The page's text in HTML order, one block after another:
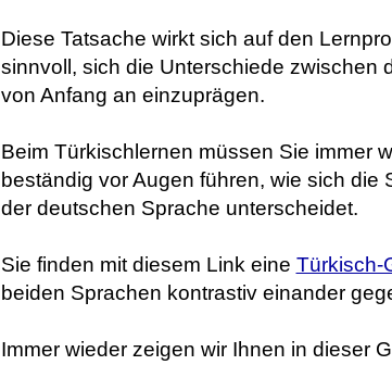
Diese Tatsache wirkt sich auf den
sinnvoll, sich die Unterschiede zwischen
von Anfang an einzuprägen.
Beim Türkischlernen müssen Sie immer
beständig vor Augen führen, wie sich die
der deutschen Sprache unterscheidet.
Sie finden mit diesem Link eine Türkisch-
beiden Sprachen kontrastiv einander
Immer wieder zeigen wir Ihnen in dieser